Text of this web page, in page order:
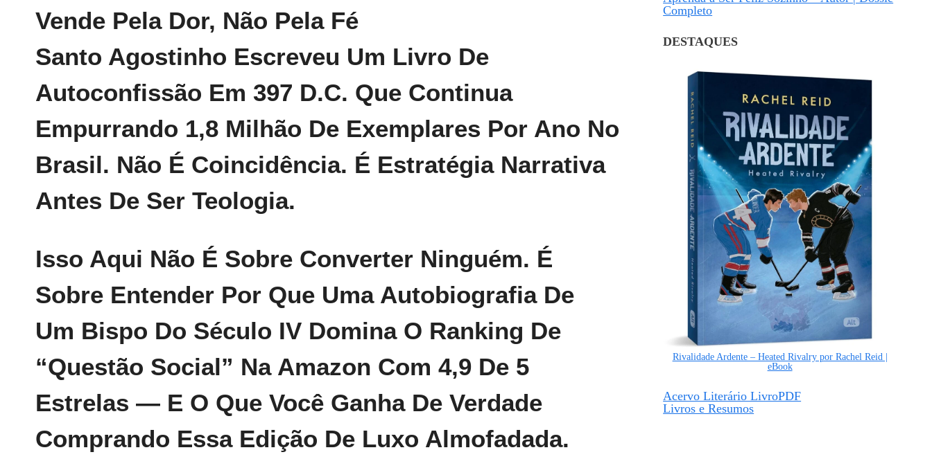
Vende Pela Dor, Não Pela Fé
Santo Agostinho Escreveu Um Livro De
Autoconfissão Em 397 D.C. Que Continua
Empurrando 1,8 Milhão De Exemplares Por Ano No
Brasil. Não É Coincidência. É Estratégia Narrativa
Antes De Ser Teologia.
Isso Aqui Não É Sobre Converter Ninguém. É
Sobre Entender Por Que Uma Autobiografia De
Um Bispo Do Século IV Domina O Ranking De
“Questão Social” Na Amazon Com 4,9 De 5
Estrelas — E O Que Você Ganha De Verdade
Comprando Essa Edição De Luxo Almofadada.
Completo
DESTAQUES
Rivalidade Ardente – Heated Rivalry por Rachel Reid |
eBook
Acervo Literário LivroPDF
Livros e Resumos